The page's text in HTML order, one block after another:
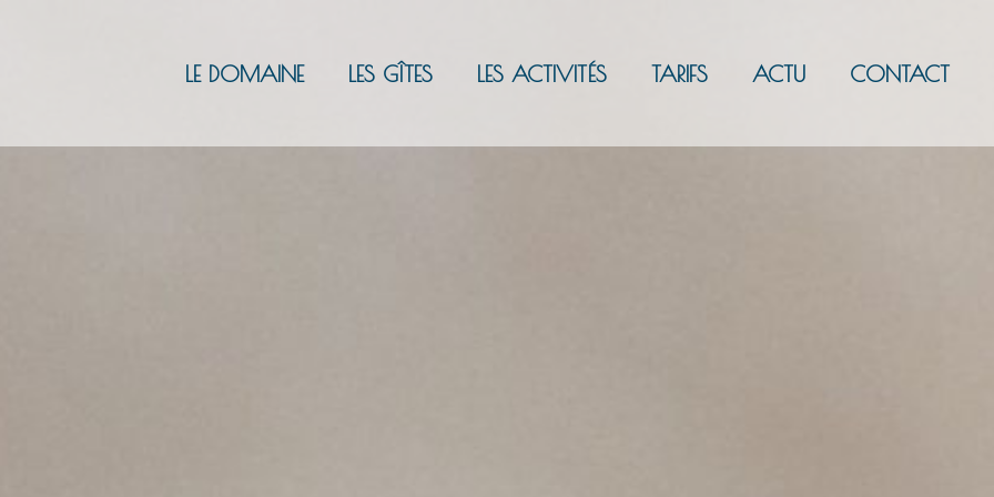
LE DOMAINE LES GÎTES LES ACTIVITÉS TARIFS ACTU CONTACT